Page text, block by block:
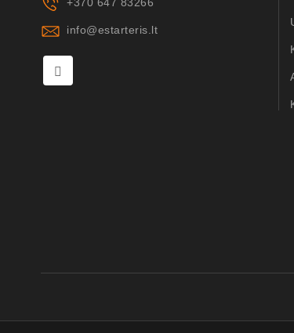
info@estarteris.lt